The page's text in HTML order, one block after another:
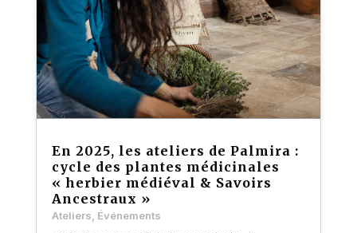
En 2025, les ateliers de Palmira :
cycle des plantes médicinales
« herbier médiéval & Savoirs
Ancestraux »
Ateliers Événements